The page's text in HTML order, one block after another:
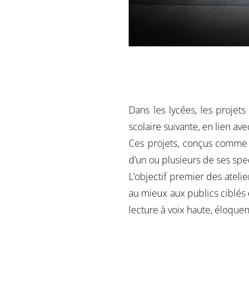
Dans les lycées, les
scolaire suivante, en lien
Ces projets, conçus
d’un ou plusieurs de ses
L’objectif premier des
au mieux aux publics
lecture à voix haute,